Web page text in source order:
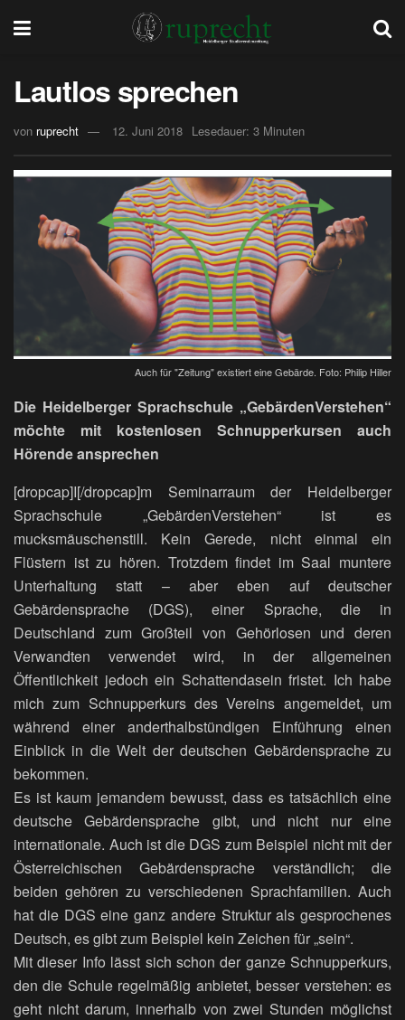
Lautlos sprechen
von ruprecht 12. Juni 2018 Lesedauer: 3 Minuten
Auch für "Zeitung" existiert eine Gebärde. Foto: Philip Hiller
Die Heidelberger Sprachschule „GebärdenVerstehen“
möchte mit kostenlosen Schnupperkursen auch
Hörende ansprechen
[dropcap]I[/dropcap]m Seminarraum der Heidelberger
Sprachschule „GebärdenVerstehen“ ist es
mucksmäuschenstill. Kein Gerede, nicht einmal ein
Flüstern ist zu hören. Trotzdem findet im Saal muntere
Unterhaltung statt – aber eben auf deutscher
Gebärdensprache (DGS), einer Sprache, die in
Deutschland zum Großteil von Gehörlosen und deren
Verwandten verwendet wird, in der allgemeinen
Öffentlichkeit jedoch ein Schattendasein fristet. Ich habe
mich zum Schnupperkurs des Vereins angemeldet, um
während einer anderthalbstündigen Einführung einen
Einblick in die Welt der deutschen Gebärdensprache zu
bekommen.
Es ist kaum jemandem bewusst, dass es tatsächlich eine
deutsche Gebärdensprache gibt, und nicht nur eine
internationale. Auch ist die DGS zum Beispiel nicht mit der
Österreichischen Gebärdensprache verständlich; die
beiden gehören zu verschiedenen Sprachfamilien. Auch
hat die DGS eine ganz andere Struktur als gesprochenes
Deutsch, es gibt zum Beispiel kein Zeichen für „sein“.
Mit dieser Info lässt sich schon der ganze Schnupperkurs,
den die Schule regelmäßig anbietet, besser verstehen: es
geht nicht darum, innerhalb von zwei Stunden möglichst